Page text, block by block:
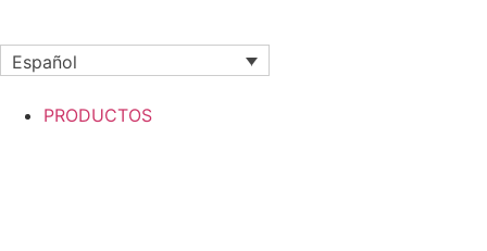
Español
PRODUCTOS